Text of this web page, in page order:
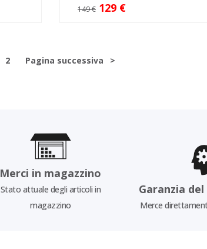
149 € 129 €
2 Pagina successiva >
Merci in magazzino
Stato attuale degli articoli in
magazzino
Garanzia
Merce